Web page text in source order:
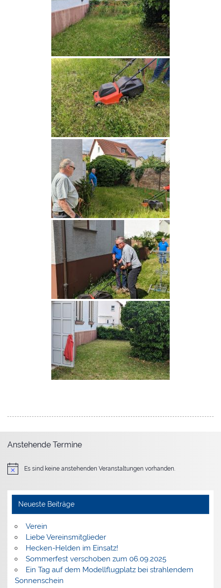
Anstehende Termine
HinweisEs sind keine anstehenden Veranstaltungen vorhanden.
Neueste Beiträge
Verein
Liebe Vereinsmitglieder
Hecken-Helden im Einsatz!
Sommerfest verschoben zum 06.09.2025
Ein Tag auf dem Modellflugplatz bei strahlendem
Sonnenschein